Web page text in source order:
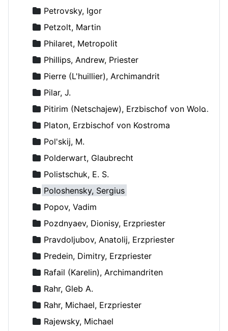
Petrovsky, Igor
Petzolt, Martin
Philaret, Metropolit
Phillips, Andrew, Priester
Pierre (L'huillier), Archimandrit
Pilar, J.
Pitirim (Netschajew), Erzbischof von Wolokolamsk und Jurjew
Platon, Erzbischof von Kostroma
Pol'skij, M.
Polderwart, Glaubrecht
Polistschuk, E. S.
Poloshensky, Sergius
Popov, Vadim
Pozdnyaev, Dionisy, Erzpriester
Pravdoljubov, Anatolij, Erzpriester
Predein, Dimitry, Erzpriester
Rafail (Karelin), Archimandriten
Rahr, Gleb A.
Rahr, Michael, Erzpriester
Rajewsky, Michael